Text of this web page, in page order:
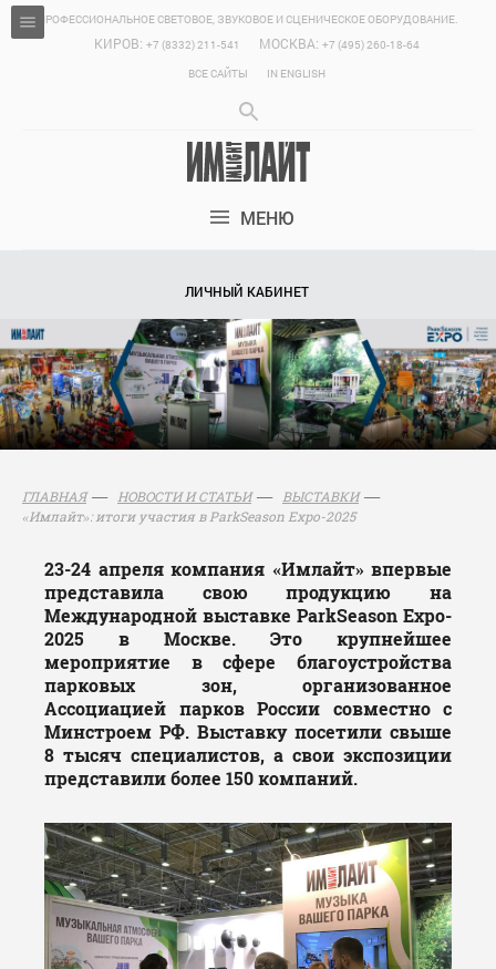
ПРОФЕССИОНАЛЬНОЕ СВЕТОВОЕ, ЗВУКОВОЕ И СЦЕНИЧЕСКОЕ ОБОРУДОВАНИЕ.
КИРОВ: +7 (8332) 211-541 МОСКВА: +7 (495) 260-18-64
ВСЕ САЙТЫ
IN ENGLISH
МЕНЮ
ЛИЧНЫЙ КАБИНЕТ
ГЛАВНАЯ НОВОСТИ И СТАТЬИ
ВЫСТАВКИ
«Имлайт»: итоги участия в ParkSeason Expo-2025
23-24 апреля компания «Имлайт» впервые
представила свою продукцию на
Международной выставке ParkSeason Expo-
2025 в Москве. Это крупнейшее
мероприятие в сфере благоустройства
парковых зон, организованное
Ассоциацией парков России совместно с
Минстроем РФ. Выставку посетили свыше
8 тысяч специалистов, а свои экспозиции
представили более 150 компаний.